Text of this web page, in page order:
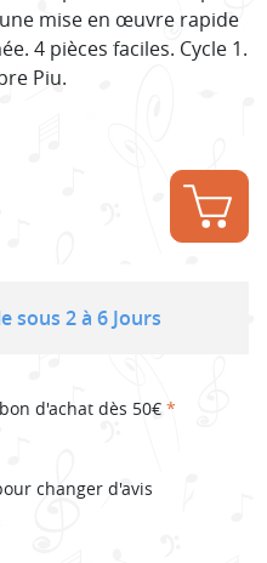
mise en œuvre rapide
4 pièces faciles. Cycle 1.
Piu.
sous 2 à 6 Jours
d'achat dès 50€ *
changer d'avis